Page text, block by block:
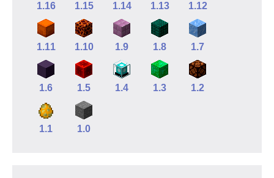
1.16 1.15 1.14 1.13 1.12
1.11 1.10 1.9 1.8 1.7
1.6 1.5 1.4 1.3 1.2
1.1 1.0